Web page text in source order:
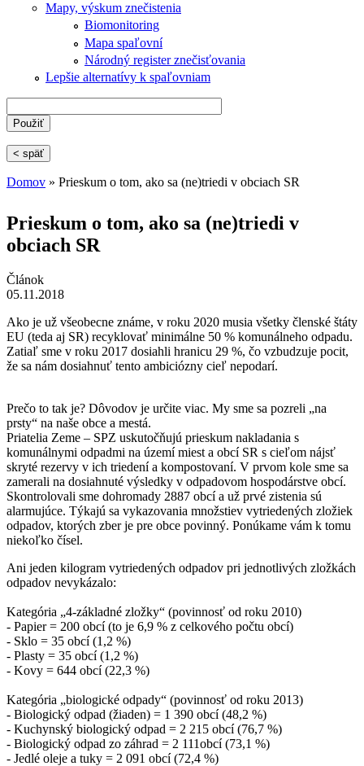
Mapy, výskum znečistenia
Biomonitoring
Mapa spaľovní
Národný register znečisťovania
Lepšie alternatívy k spaľovniam
< späť
Domov » Prieskum o tom, ako sa (ne)triedi v obciach SR
Prieskum o tom, ako sa (ne)triedi v
obciach SR
Článok
05.11.2018
Ako je už všeobecne známe, v roku 2020 musia všetky členské štáty
EU (teda aj SR) recyklovať minimálne 50 % komunálneho odpadu.
Zatiaľ sme v roku 2017 dosiahli hranicu 29 %, čo vzbudzuje pocit,
že sa nám dosiahnuť tento ambiciózny cieľ nepodarí.
Prečo to tak je? Dôvodov je určite viac. My sme sa pozreli „na
prsty“ na naše obce a mestá.
Priatelia Zeme – SPZ uskutočňujú prieskum nakladania s
komunálnymi odpadmi na území miest a obcí SR s cieľom nájsť
skryté rezervy v ich triedení a kompostovaní. V prvom kole sme sa
zamerali na dosiahnuté výsledky v odpadovom hospodárstve obcí.
Skontrolovali sme dohromady 2887 obcí a už prvé zistenia sú
alarmujúce. Týkajú sa vykazovania množstiev vytriedených zložiek
odpadov, ktorých zber je pre obce povinný. Ponúkame vám k tomu
niekoľko čísel.
Ani jeden kilogram vytriedených odpadov pri jednotlivých zložkách
odpadov nevykázalo:
Kategória „4-základné zložky“ (povinnosť od roku 2010)
- Papier = 200 obcí (to je 6,9 % z celkového počtu obcí)
- Sklo = 35 obcí (1,2 %)
- Plasty = 35 obcí (1,2 %)
- Kovy = 644 obcí (22,3 %)
Kategória „biologické odpady“ (povinnosť od roku 2013)
- Biologický odpad (žiaden) = 1 390 obcí (48,2 %)
- Kuchynský biologický odpad = 2 215 obcí (76,7 %)
- Biologický odpad zo záhrad = 2 111obcí (73,1 %)
- Jedlé oleje a tuky = 2 091 obcí (72,4 %)